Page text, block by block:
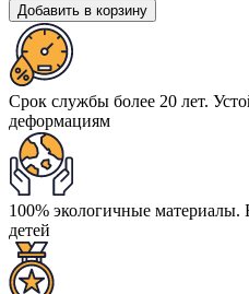
Добавить в корзину
Срок службы более 20 лет.
деформациям
100% экологичные материалы.
детей